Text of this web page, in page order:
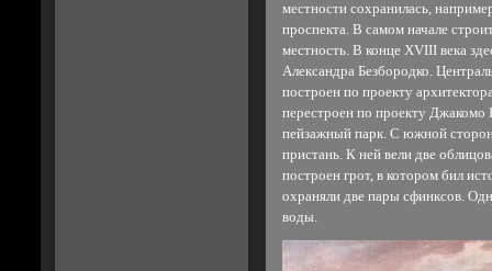
местности сохранилась,
проспекта. В самом начале
местность. В конце XVIII века
Александра Безбородко.
построен по проекту
перестроен по проекту Джакомо
пейзажный парк. С южной
пристань. К ней вели две
построен грот, в котором бил
охраняли две пары сфинксов.
воды.